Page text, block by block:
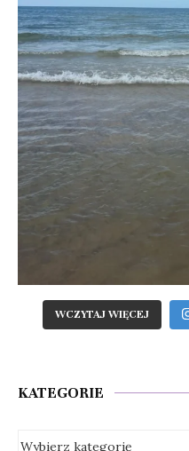
WCZYTAJ WIĘCEJ
KATEGORIE